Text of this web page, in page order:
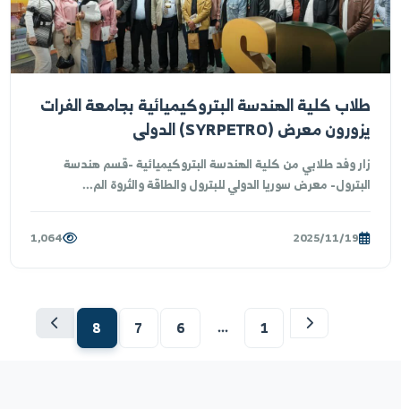
علمية لطلاب كلية الهندسة البتروكيميائية
حقل التيم النفطي
2025 زيارة علمية إلى حقل التيم النف...